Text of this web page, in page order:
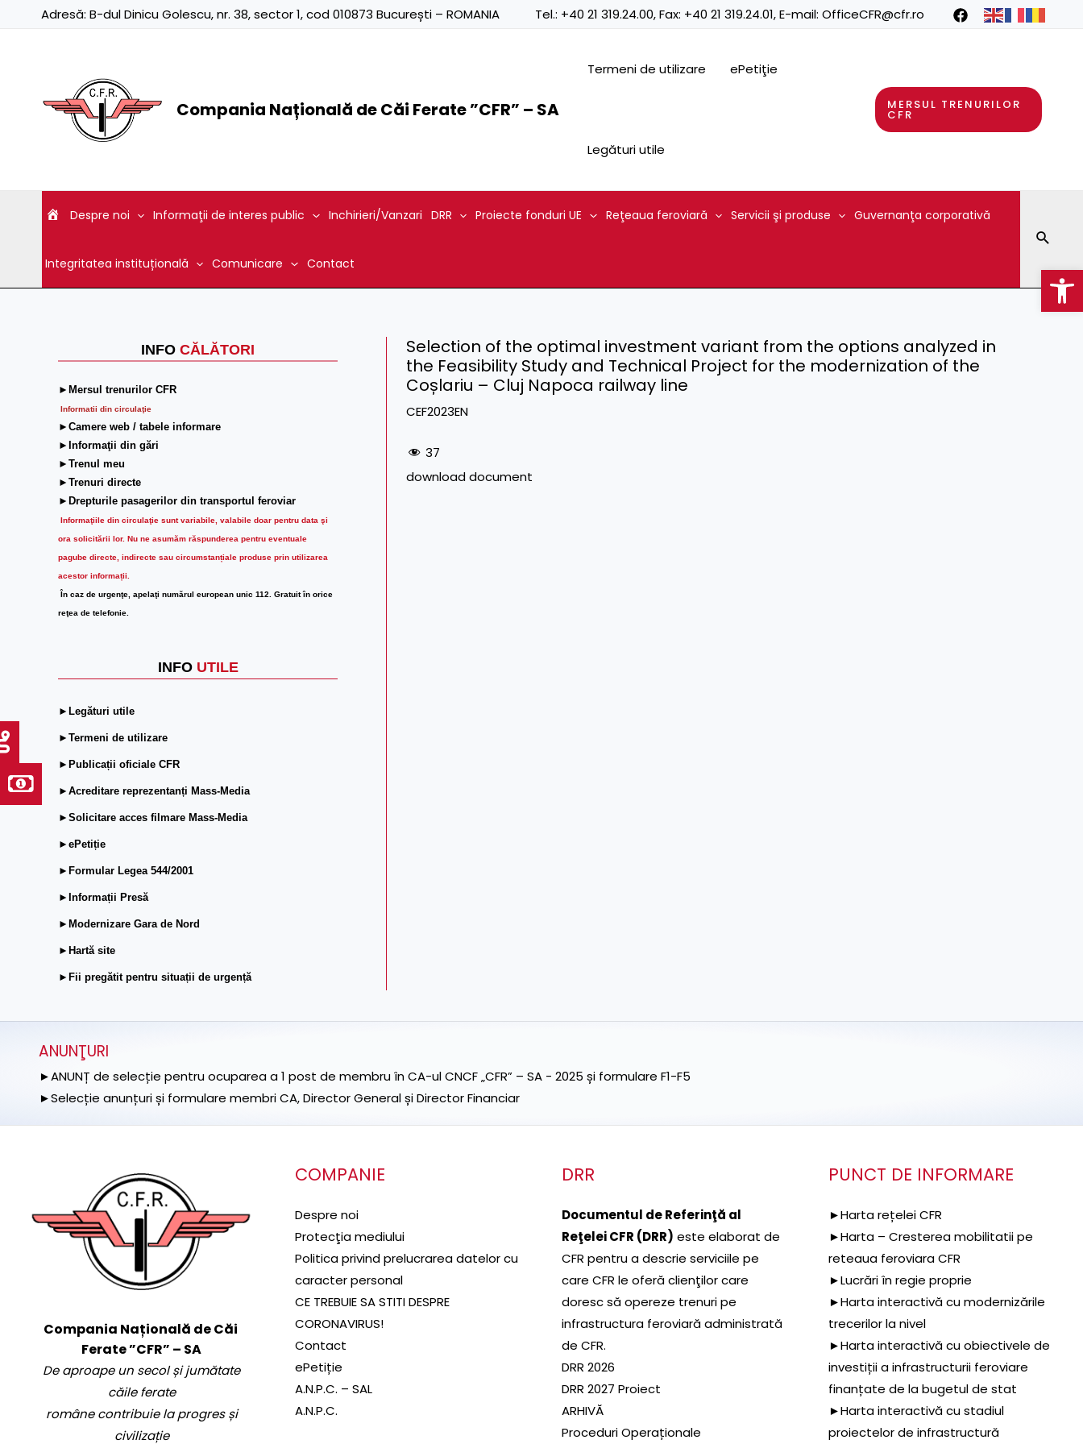
Adresă: B-dul Dinicu Golescu, nr. 38, sector 1, cod 010873 București – ROMANIA Tel.: +40 21 319.24.00, Fax: +40 21 319.24.01, E-mail: OfficeCFR@cfr.ro
Compania Națională de Căi Ferate ”CFR” – SA
Termeni de utilizare ePetiţie
Legături utile
MERSUL TRENURILOR
CFR
Despre noi Informaţii de interes public Inchirieri/Vanzari DRR Proiecte fonduri UE Reţeaua feroviară Servicii şi produse Guvernanţa corporativă
Integritatea instituțională Comunicare Contact
INFO CĂLĂTORI
►Mersul trenurilor CFR
Informatii din circulaţie
►Camere web / tabele informare
►Informaţii din gări
►Trenul meu
►Trenuri directe
►Drepturile pasagerilor din transportul feroviar
Informaţiile din circulaţie sunt variabile, valabile doar pentru data şi
ora solicitării lor. Nu ne asumăm răspunderea pentru eventuale
pagube directe, indirecte sau circumstanțiale produse prin utilizarea
acestor informații.
În caz de urgenţe, apelaţi numărul european unic 112. Gratuit în orice
reţea de telefonie.
INFO UTILE
►Legături utile
►Termeni de utilizare
►Publicații oficiale CFR
►Acreditare reprezentanți Mass-Media
►Solicitare acces filmare Mass-Media
►ePetiție
►Formular Legea 544/2001
►Informații Presă
►Modernizare Gara de Nord
►Hartă site
►Fii pregătit pentru situații de urgență
Selection of the optimal investment variant from the options analyzed in
the Feasibility Study and Technical Project for the modernization of the
Coșlariu – Cluj Napoca railway line
CEF2023EN
37
download document
ANUNŢURI
►ANUNȚ de selecție pentru ocuparea a 1 post de membru în CA-ul CNCF „CFR” – SA - 2025 și formulare F1-F5
►Selecție anunțuri și formulare membri CA, Director General și Director Financiar
Compania Națională de Căi
Ferate ”CFR” – SA
De aproape un secol și jumătate
căile ferate
române contribuie la progres și
civilizație
COMPANIE
Despre noi
Protecţia mediului
Politica privind prelucrarea datelor cu
caracter personal
CE TREBUIE SA STITI DESPRE
CORONAVIRUS!
Contact
ePetiție
A.N.P.C. – SAL
A.N.P.C.
DRR
Documentul de Referinţă al
Reţelei CFR (DRR) este elaborat de
CFR pentru a descrie serviciile pe
care CFR le oferă clienţilor care
doresc să opereze trenuri pe
infrastructura feroviară administrată
de CFR.
DRR 2026
DRR 2027 Proiect
ARHIVĂ
Proceduri Operaționale
PUNCT DE INFORMARE
►Harta rețelei CFR
►Harta – Cresterea mobilitatii pe
reteaua feroviara CFR
►Lucrări în regie proprie
►Harta interactivă cu modernizările
trecerilor la nivel
►Harta interactivă cu obiectivele de
investiții a infrastructurii feroviare
finanțate de la bugetul de stat
►Harta interactivă cu stadiul
proiectelor de infrastructură